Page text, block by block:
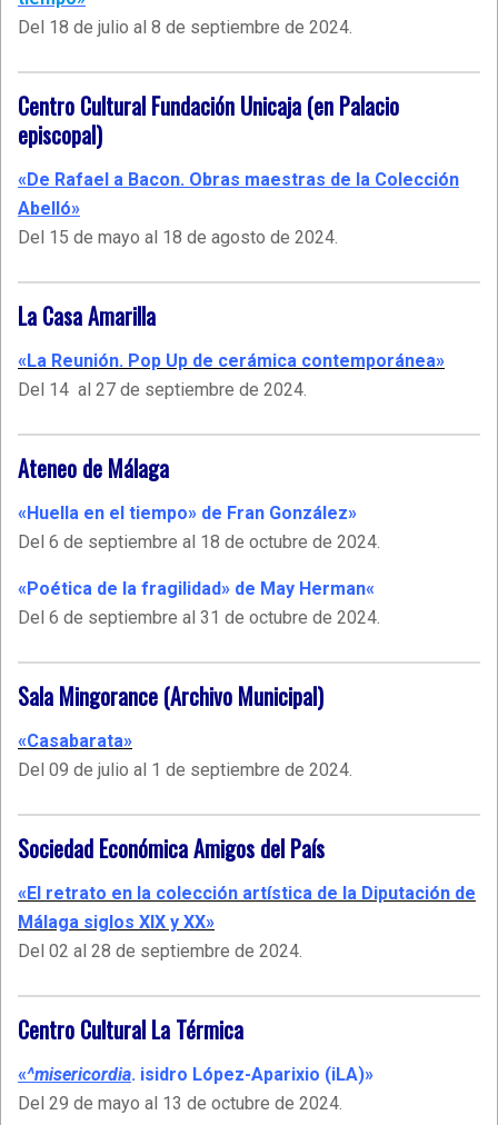
Del 18 de julio al 8 de septiembre de 2024.
Centro Cultural Fundación Unicaja (en Palacio
episcopal)
«De Rafael a Bacon. Obras maestras de la Colección
Abelló»
Del 15 de mayo al 18 de agosto de 2024.
La Casa Amarilla
«La Reunión. Pop Up de cerámica contemporánea»
Del 14 al 27 de septiembre de 2024.
Ateneo de Málaga
«Huella en el tiempo» de Fran González»
Del 6 de septiembre al 18 de octubre de 2024.
«Poética de la fragilidad» de May Herman«
Del 6 de septiembre al 31 de octubre de 2024.
Sala Mingorance (Archivo Municipal)
«Casabarata»
Del 09 de julio al 1 de septiembre de 2024.
Sociedad Económica Amigos del País
«El retrato en la colección artística de la Diputación de
Málaga siglos XIX y XX»
Del 02 al 28 de septiembre de 2024.
Centro Cultural La Térmica
«^misericordia. isidro López-Aparixio (iLA)»
Del 29 de mayo al 13 de octubre de 2024.